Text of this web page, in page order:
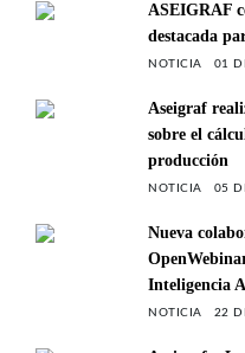
ASEIGRAF
destacada
NOTICIA 01
Aseigraf
sobre el
producción
NOTICIA 05
Nueva
Inteligencia
NOTICIA 22